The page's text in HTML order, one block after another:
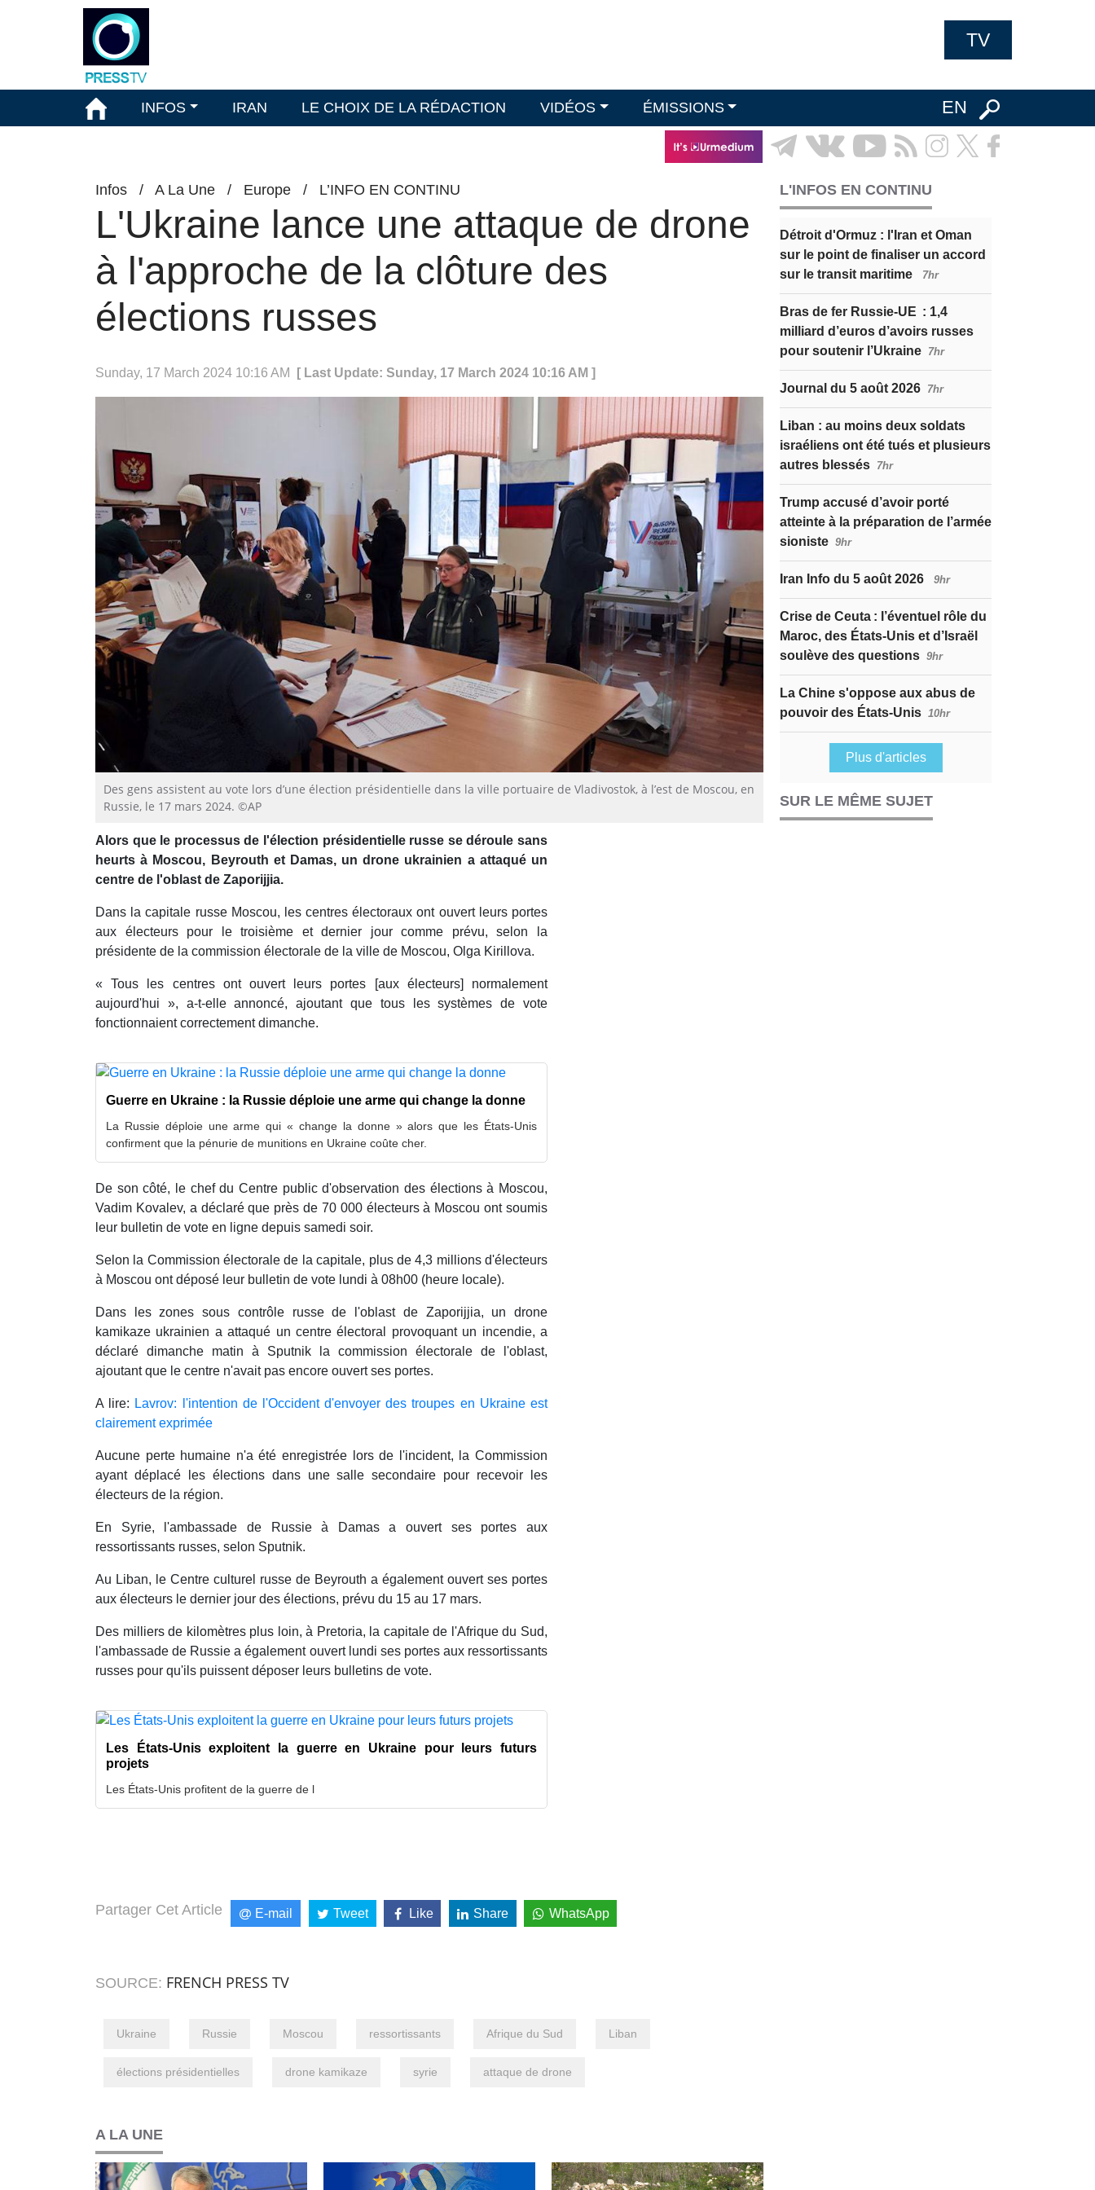
TV
INFOS IRAN LE CHOIX DE LA RÉDACTION VIDÉOS ÉMISSIONS EN
Infos / A La Une / Europe / L’INFO EN CONTINU
L'Ukraine lance une attaque de drone
à l'approche de la clôture des
élections russes
Sunday, 17 March 2024 10:16 AM [ Last Update: Sunday, 17 March 2024 10:16 AM ]
Des gens assistent au vote lors d’une élection présidentielle dans la ville portuaire de Vladivostok, à l’est de Moscou, en
Russie, le 17 mars 2024. ©AP
Alors que le processus de l'élection présidentielle russe se déroule sans
heurts à Moscou, Beyrouth et Damas, un drone ukrainien a attaqué un
centre de l'oblast de Zaporijjia.
Dans la capitale russe Moscou, les centres électoraux ont ouvert leurs portes
aux électeurs pour le troisième et dernier jour comme prévu, selon la
présidente de la commission électorale de la ville de Moscou, Olga Kirillova.
« Tous les centres ont ouvert leurs portes [aux électeurs] normalement
aujourd'hui », a-t-elle annoncé, ajoutant que tous les systèmes de vote
fonctionnaient correctement dimanche.
Guerre en Ukraine : la Russie déploie une arme qui change la donne
La Russie déploie une arme qui « change la donne » alors que les États-Unis
confirment que la pénurie de munitions en Ukraine coûte cher.
De son côté, le chef du Centre public d'observation des élections à Moscou,
Vadim Kovalev, a déclaré que près de 70 000 électeurs à Moscou ont soumis
leur bulletin de vote en ligne depuis samedi soir.
Selon la Commission électorale de la capitale, plus de 4,3 millions d'électeurs
à Moscou ont déposé leur bulletin de vote lundi à 08h00 (heure locale).
Dans les zones sous contrôle russe de l'oblast de Zaporijjia, un drone
kamikaze ukrainien a attaqué un centre électoral provoquant un incendie, a
déclaré dimanche matin à Sputnik la commission électorale de l'oblast,
ajoutant que le centre n'avait pas encore ouvert ses portes.
A lire: Lavrov: l'intention de l'Occident d'envoyer des troupes en Ukraine est
clairement exprimée
Aucune perte humaine n'a été enregistrée lors de l'incident, la Commission
ayant déplacé les élections dans une salle secondaire pour recevoir les
électeurs de la région.
En Syrie, l'ambassade de Russie à Damas a ouvert ses portes aux
ressortissants russes, selon Sputnik.
Au Liban, le Centre culturel russe de Beyrouth a également ouvert ses portes
aux électeurs le dernier jour des élections, prévu du 15 au 17 mars.
Des milliers de kilomètres plus loin, à Pretoria, la capitale de l'Afrique du Sud,
l'ambassade de Russie a également ouvert lundi ses portes aux ressortissants
russes pour qu'ils puissent déposer leurs bulletins de vote.
Les États-Unis exploitent la guerre en Ukraine pour leurs futurs
projets
Les États-Unis profitent de la guerre de l
Partager Cet Article E-mail Tweet Like Share WhatsApp
SOURCE: FRENCH PRESS TV
Ukraine Russie Moscou ressortissants Afrique du Sud Liban
élections présidentielles drone kamikaze syrie attaque de drone
A LA UNE
L'INFOS EN CONTINU
Détroit d'Ormuz : l'Iran et Oman
sur le point de finaliser un accord
sur le transit maritime
7hr
Bras de fer Russie-UE : 1,4
milliard d’euros d’avoirs russes
pour soutenir l’Ukraine 7hr
Journal du 5 août 2026 7hr
Liban : au moins deux soldats
israéliens ont été tués et plusieurs
autres blessés 7hr
Trump accusé d’avoir porté
atteinte à la préparation de l’armée
sioniste 9hr
Iran Info du 5 août 2026 9hr
Crise de Ceuta : l’éventuel rôle du
Maroc, des États-Unis et d’Israël
soulève des questions 9hr
La Chine s'oppose aux abus de
pouvoir des États-Unis 10hr
Plus d'articles
SUR LE MÊME SUJET